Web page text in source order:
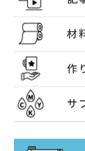
材
作
サ